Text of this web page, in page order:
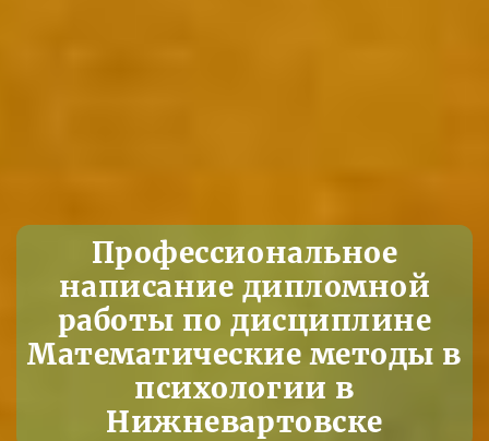
Профессиональное
написание дипломной
работы по дисциплине
Математические методы в
психологии в
Нижневартовске